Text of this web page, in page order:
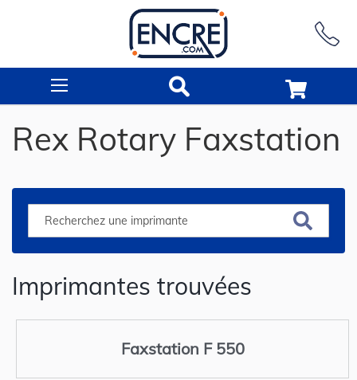
Rex Rotary Faxstation
Imprimantes trouvées
Faxstation F 550